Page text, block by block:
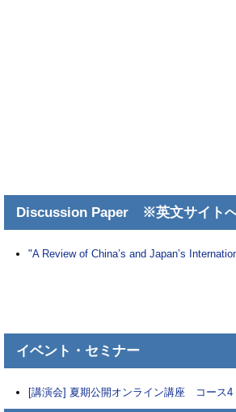
Discussion Paper ※英文サイト
"A Review of China’s and Japan’s
イベント・セミナー
[講演会] 夏期公開オンライン講座 コース4